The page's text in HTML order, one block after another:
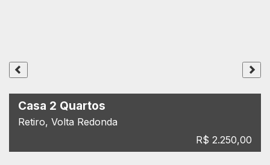
Casa 2 Quartos
Retiro, Volta Redonda
R$ 2.250,00